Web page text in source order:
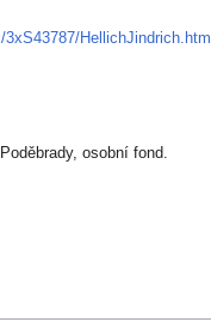
HellichJindrich.htm
osobní fond.